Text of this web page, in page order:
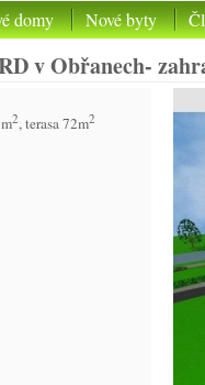
domy Nové byty
v Obřanech-
2, terasa 72m2